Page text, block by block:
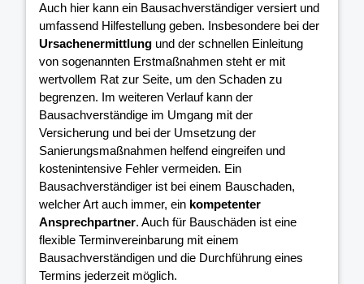
Auch hier kann ein Bausachverständiger versiert und
umfassend Hilfestellung geben. Insbesondere bei der
Ursachenermittlung und der schnellen Einleitung
von sogenannten Erstmaßnahmen steht er mit
wertvollem Rat zur Seite, um den Schaden zu
begrenzen. Im weiteren Verlauf kann der
Bausachverständige im Umgang mit der
Versicherung und bei der Umsetzung der
Sanierungsmaßnahmen helfend eingreifen und
kostenintensive Fehler vermeiden. Ein
Bausachverständiger ist bei einem Bauschaden,
welcher Art auch immer, ein kompetenter
Ansprechpartner. Auch für Bauschäden ist eine
flexible Terminvereinbarung mit einem
Bausachverständigen und die Durchführung eines
Termins jederzeit möglich.